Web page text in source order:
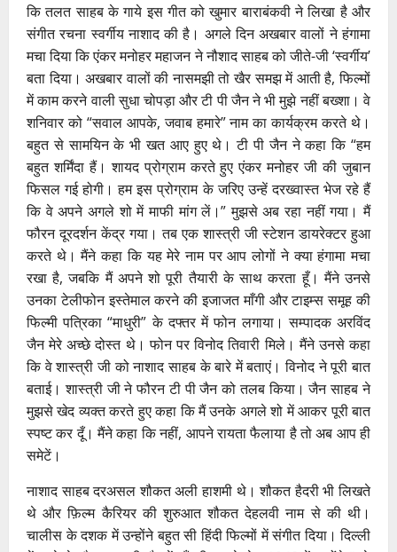
कि तलत साहब के गाये इस गीत को खुमार बाराबंकवी ने लिखा है और
संगीत रचना स्वर्गीय नाशाद की है। अगले दिन अखबार वालों ने हंगामा
मचा दिया कि एंकर मनोहर महाजन ने नौशाद साहब को जीते-जी ‘स्वर्गीय’
बता दिया। अखबार वालों की नासमझी तो खैर समझ में आती है, फिल्मों
में काम करने वाली सुधा चोपड़ा और टी पी जैन ने भी मुझे नहीं बख्शा। वे
शनिवार को “सवाल आपके, जवाब हमारे” नाम का कार्यक्रम करते थे।
बहुत से सामयिन के भी खत आए हुए थे। टी पी जैन ने कहा कि “हम
बहुत शर्मिंदा हैं। शायद प्रोग्राम करते हुए एंकर मनोहर जी की जुबान
फिसल गई होगी। हम इस प्रोग्राम के जरिए उन्हें दरख्वास्त भेज रहे हैं
कि वे अपने अगले शो में माफी मांग लें।” मुझसे अब रहा नहीं गया। मैं
फौरन दूरदर्शन केंद्र गया। तब एक शास्त्री जी स्टेशन डायरेक्टर हुआ
करते थे। मैंने कहा कि यह मेरे नाम पर आप लोगों ने क्या हंगामा मचा
रखा है, जबकि मैं अपने शो पूरी तैयारी के साथ करता हूँ। मैंने उनसे
उनका टेलीफोन इस्तेमाल करने की इजाजत माँगी और टाइम्स समूह की
फिल्मी पत्रिका “माधुरी” के दफ्तर में फोन लगाया। सम्पादक अरविंद
जैन मेरे अच्छे दोस्त थे। फोन पर विनोद तिवारी मिले। मैंने उनसे कहा
कि वे शास्त्री जी को नाशाद साहब के बारे में बताएं। विनोद ने पूरी बात
बताई। शास्त्री जी ने फौरन टी पी जैन को तलब किया। जैन साहब ने
मुझसे खेद व्यक्त करते हुए कहा कि मैं उनके अगले शो में आकर पूरी बात
स्पष्ट कर दूँ। मैंने कहा कि नहीं, आपने रायता फैलाया है तो अब आप ही
समेटें।
नाशाद साहब दरअसल शौकत अली हाशमी थे। शौकत हैदरी भी लिखते
थे और फ़िल्म कैरियर की शुरुआत शौकत देहलवी नाम से की थी।
चालीस के दशक में उन्होंने बहुत सी हिंदी फिल्मों में संगीत दिया। दिल्ली